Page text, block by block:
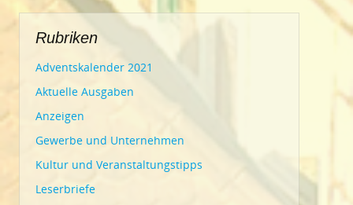
Rubriken
Adventskalender 2021
Aktuelle Ausgaben
Anzeigen
Gewerbe und Unternehmen
Kultur und Veranstaltungstipps
Leserbriefe